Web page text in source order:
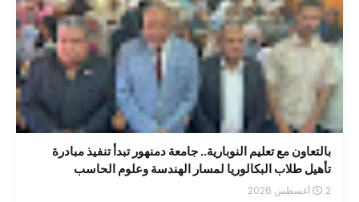
بالتعاون مع تعليم النوبارية.. جامعة دمنهور تبدأ تنفيذ مبادرة
تأهيل طلاب البكالوريا لمسار الهندسة وعلوم الحاسب
2 أغسطس 2026